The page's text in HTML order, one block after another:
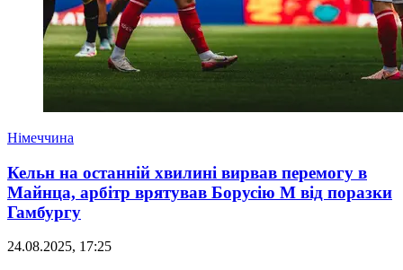
Німеччина
Кельн на останній хвилині вирвав перемогу в
Майнца, арбітр врятував Борусію М від поразки
Гамбургу
24.08.2025, 17:25